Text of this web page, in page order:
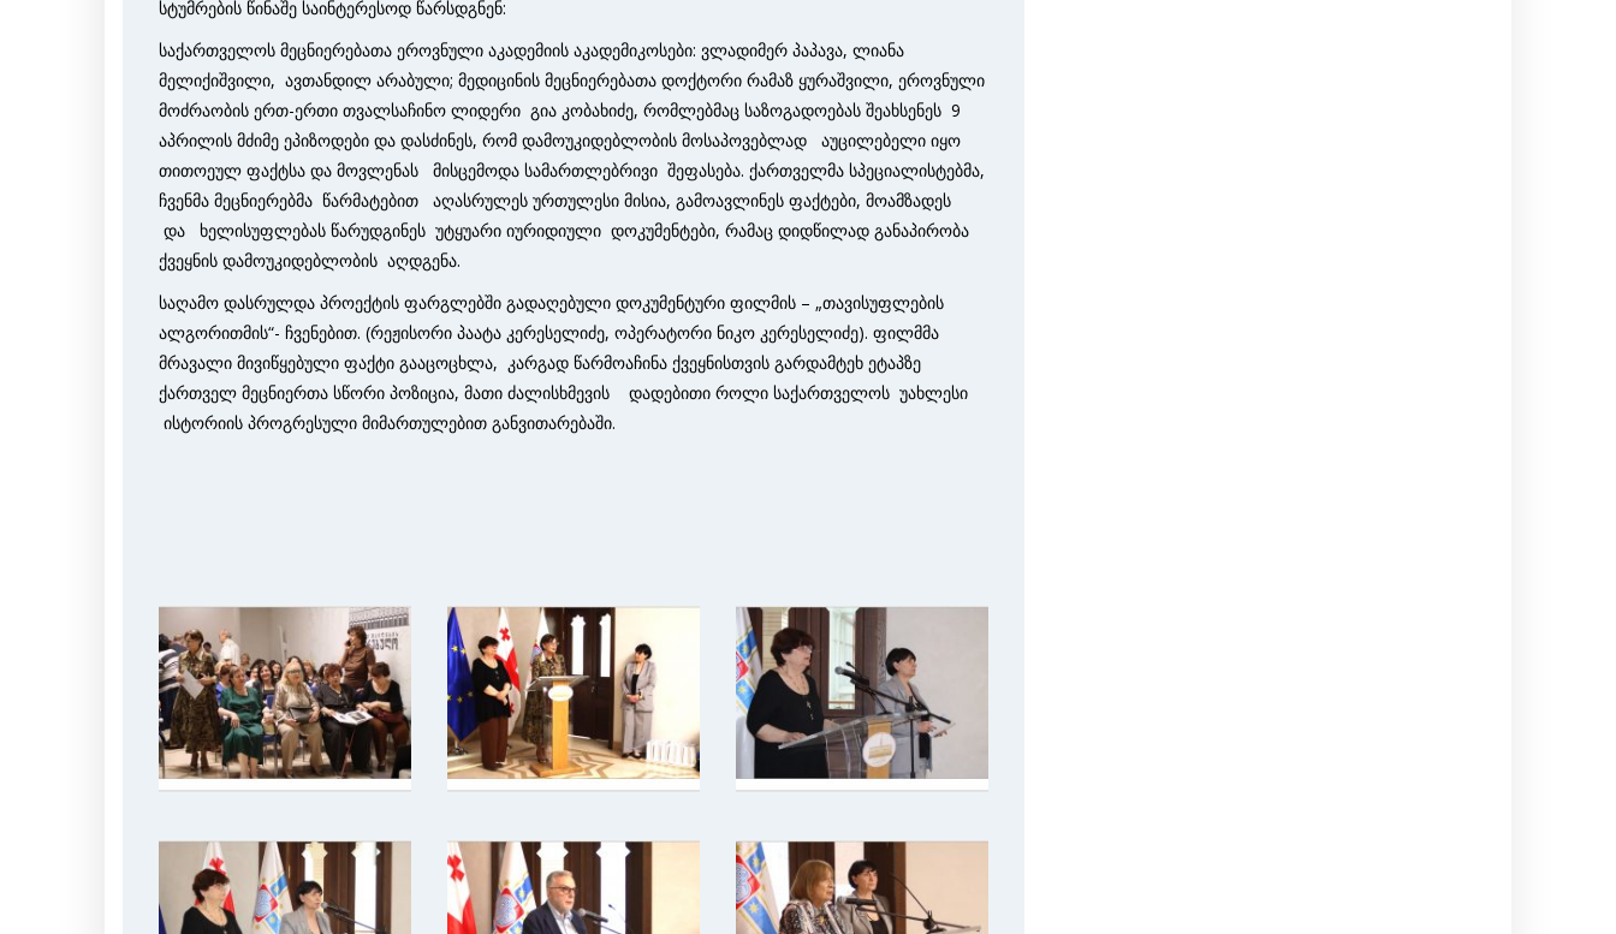
სტუმრების წინაშე საინტერესოდ წარსდგნენ:
საქართველოს მეცნიერებათა ეროვნული აკადემიის აკადემიკოსები: ვლადიმერ პაპავა, ლიანა
მელიქიშვილი, ავთანდილ არაბული; მედიცინის მეცნიერებათა დოქტორი რამაზ ყურაშვილი, ეროვნული
მოძრაობის ერთ-ერთი თვალსაჩინო ლიდერი გია კობახიძე, რომლებმაც საზოგადოებას შეახსენეს 9
აპრილის მძიმე ეპიზოდები და დასძინეს, რომ დამოუკიდებლობის მოსაპოვებლად აუცილებელი იყო
თითოეულ ფაქტსა და მოვლენას მისცემოდა სამართლებრივი შეფასება. ქართველმა სპეციალისტებმა,
ჩვენმა მეცნიერებმა წარმატებით აღასრულეს ურთულესი მისია, გამოავლინეს ფაქტები, მოამზადეს
და ხელისუფლებას წარუდგინეს უტყუარი იურიდიული დოკუმენტები, რამაც დიდწილად განაპირობა
ქვეყნის დამოუკიდებლობის აღდგენა.
საღამო დასრულდა პროექტის ფარგლებში გადაღებული დოკუმენტური ფილმის – „თავისუფლების
ალგორითმის“- ჩვენებით. (რეჟისორი პაატა კერესელიძე, ოპერატორი ნიკო კერესელიძე). ფილმმა
მრავალი მივიწყებული ფაქტი გააცოცხლა, კარგად წარმოაჩინა ქვეყნისთვის გარდამტეხ ეტაპზე
ქართველ მეცნიერთა სწორი პოზიცია, მათი ძალისხმევის დადებითი როლი საქართველოს უახლესი
ისტორიის პროგრესული მიმართულებით განვითარებაში.